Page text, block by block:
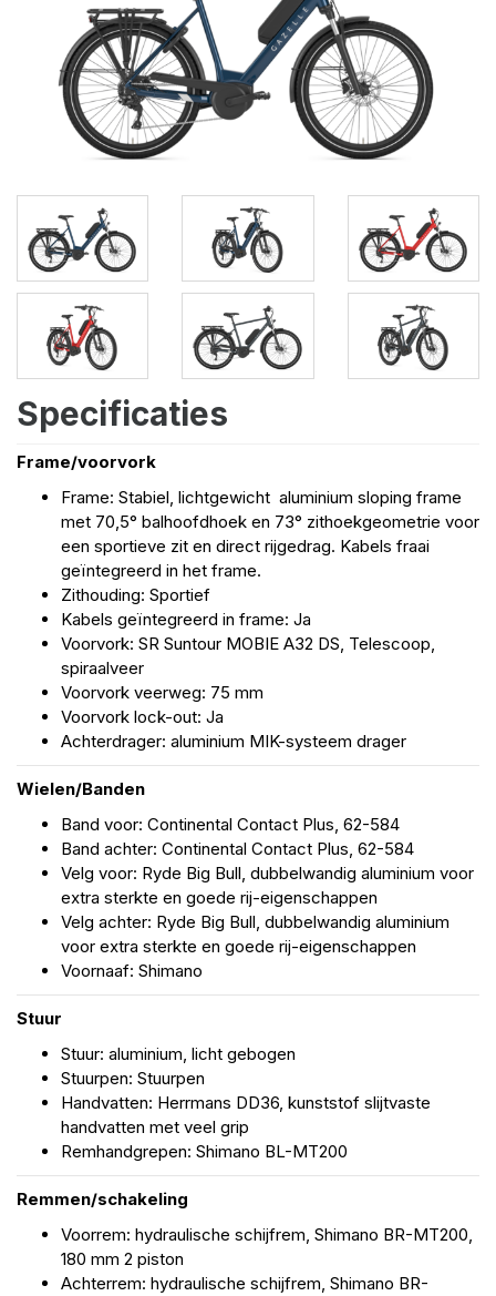
Specificaties
Frame/voorvork
Frame: Stabiel, lichtgewicht aluminium sloping frame
met 70,5° balhoofdhoek en 73° zithoekgeometrie voor
een sportieve zit en direct rijgedrag. Kabels fraai
geïntegreerd in het frame.
Zithouding: Sportief
Kabels geïntegreerd in frame: Ja
Voorvork: SR Suntour MOBIE A32 DS, Telescoop,
spiraalveer
Voorvork veerweg: 75 mm
Voorvork lock-out: Ja
Achterdrager: aluminium MIK-systeem drager
Wielen/Banden
Band voor: Continental Contact Plus, 62-584
Band achter: Continental Contact Plus, 62-584
Velg voor: Ryde Big Bull, dubbelwandig aluminium voor
extra sterkte en goede rij-eigenschappen
Velg achter: Ryde Big Bull, dubbelwandig aluminium
voor extra sterkte en goede rij-eigenschappen
Voornaaf: Shimano
Stuur
Stuur: aluminium, licht gebogen
Stuurpen: Stuurpen
Handvatten: Herrmans DD36, kunststof slijtvaste
handvatten met veel grip
Remhandgrepen: Shimano BL-MT200
Remmen/schakeling
Voorrem: hydraulische schijfrem, Shimano BR-MT200,
180 mm 2 piston
Achterrem: hydraulische schijfrem, Shimano BR-